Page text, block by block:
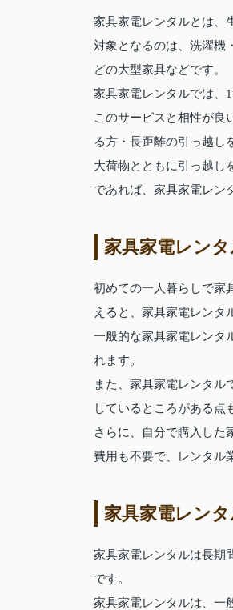
家具家電レンタルとは、
対象となるのは、洗濯機
どの大型家具などです。
家具家電レンタルでは、
このサービスと相性が良
る方・長距離の引っ越し
大荷物とともに引っ越し
であれば、家具家電レン
家具家電レン
初めての一人暮らしで家
えると、家具家電レンタ
一般的な家具家電レンタ
れます。
また、家具家電レンタル
しているところがある点
さらに、自分で購入した
費用も不要で、レンタル
家具家電レン
家具家電レンタルは長期
です。
家具家電レンタルは、一